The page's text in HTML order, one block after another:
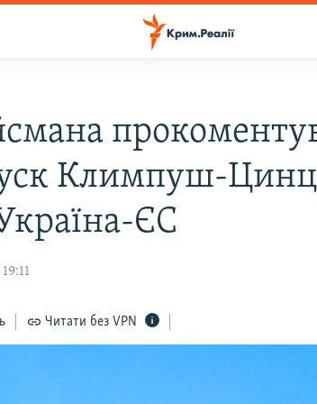
Климпуш-
ЄС
Читати без VPN